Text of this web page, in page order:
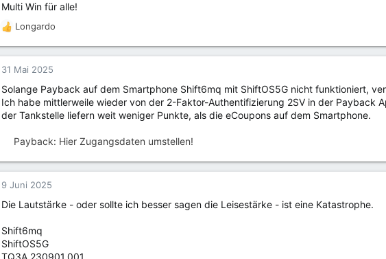
Multi Win für alle!
R
e
a
k
i
o
n
Longardo
31 Mai 2025
Solange Payback auf dem Smartphone Shift6mq mit ShiftOS5G nicht funktioniert,
Ich habe mittlerweile wieder von der 2-Faktor-Authentifizierung 2SV in der
der Tankstelle liefern weit weniger Punkte, als die eCoupons auf dem Smartphone.
Payback: Hier Zugangsdaten umstellen!
9 Juni 2025
Die Lautstärke - oder sollte ich besser sagen die Leisestärke - ist eine Katastrophe.
Shift6mq
ShiftOS5G
TQ3A.230901.001